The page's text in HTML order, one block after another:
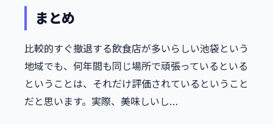
まとめ
比較的すぐ撤退する飲食店が多いらしい池袋という
地域でも、何年間も同じ場所で頑張っているといる
ということは、それだけ評価されているということ
だと思います。実際、美味しいし…